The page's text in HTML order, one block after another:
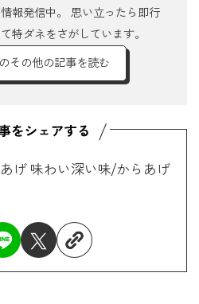
報発信中。 思い立ったら即行
特ダネをさがしています。
その他の記事を読む
げ 味わい深い味/からあげ